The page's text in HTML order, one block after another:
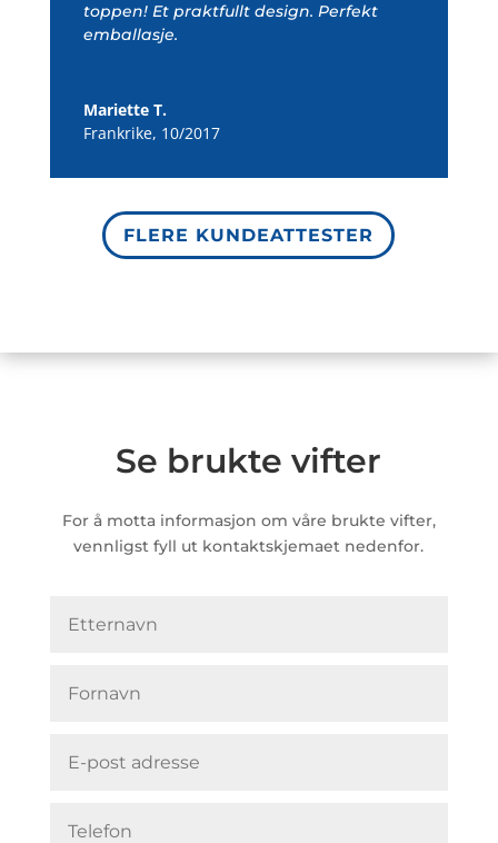
toppen! Et praktfullt design. Perfekt
emballasje.
Mariette T.
Frankrike, 10/2017
FLERE KUNDEATTESTER
Se brukte vifter
For å motta informasjon om våre brukte vifter,
vennligst fyll ut kontaktskjemaet nedenfor.